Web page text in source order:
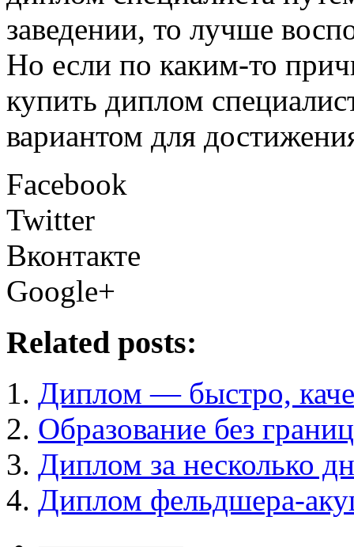
заведении, то лучше
Но если по каким-то
купить диплом
вариантом для
Facebook
Twitter
Вконтакте
Google+
Related posts:
Диплом — быстро,
Образование без
Диплом за несколько
Диплом фельдшера-